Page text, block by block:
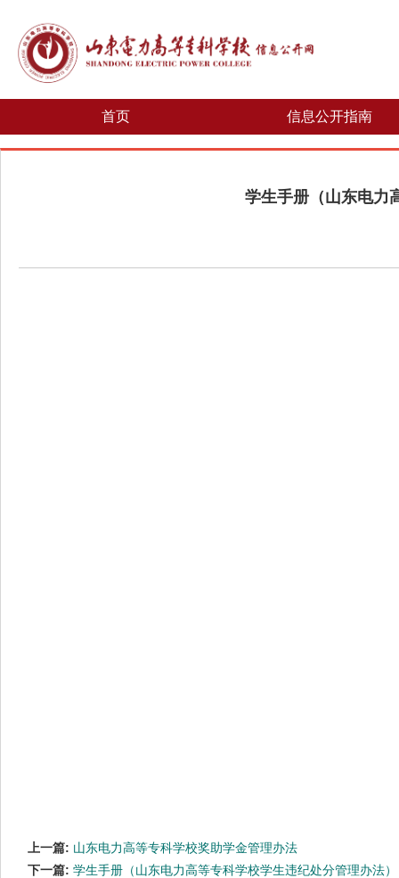
首页 信息公开指南
学生手册（山东电力
上一篇: 山东电力高等专科学校奖助学金管理办法
下一篇: 学生手册（山东电力高等专科学校学生违纪处分管理办法）